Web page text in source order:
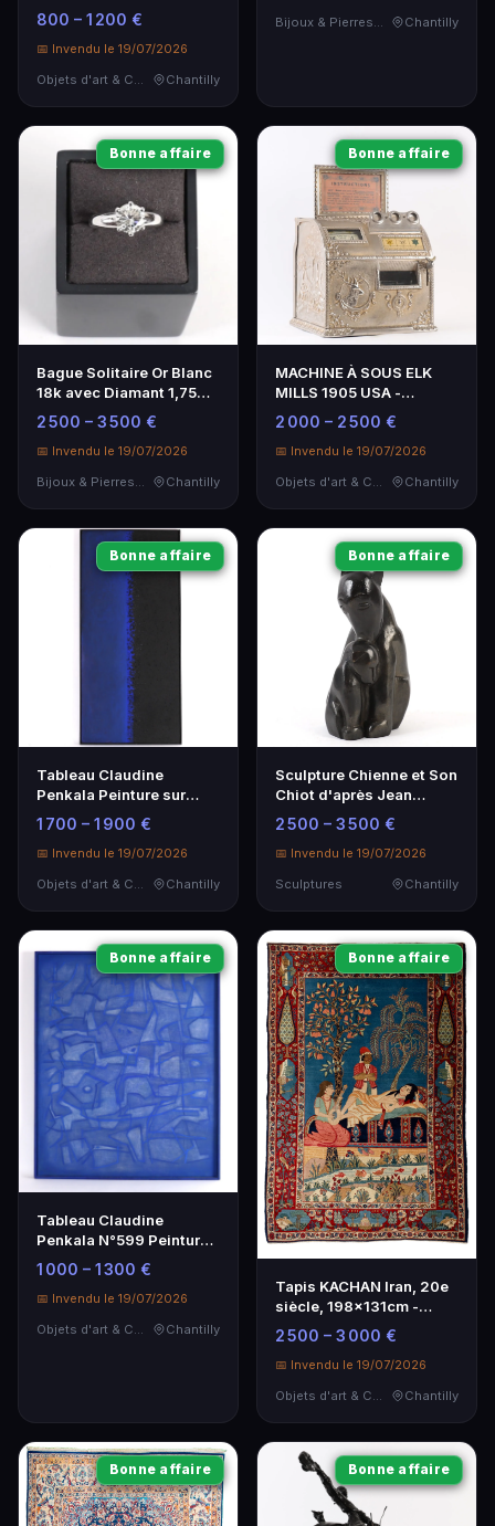
Acier Inoxydable
800 – 1 200 €
📅 Invendu le 19/07/2026
Objets d'art & Curiosités
Chantilly
Chantilly
Bonne affaire
Bague Solitaire Or Blanc
18k avec Diamant 1,75
Carat
2 500 – 3 500 €
📅 Invendu le 19/07/2026
Bijoux & Pierres Précieuses
Chantilly
Bonne affaire
MACHINE À SOUS ELK
MILLS 1905 USA -
Machine à sous en fonte
décor chasse
2 000 – 2 500 €
📅 Invendu le 19/07/2026
Objets d'art & Curiosités
Chantilly
Bonne affaire
Tableau Claudine
Penkala Peinture sur
toile 130x60 cm
1 700 – 1 900 €
📅 Invendu le 19/07/2026
Objets d'art & Curiosités
Chantilly
Bonne affaire
Sculpture Chienne et Son
Chiot d'après Jean
Lambert-Rucki - Bronze
1994
2 500 – 3 500 €
📅 Invendu le 19/07/2026
Sculptures
Chantilly
Bonne affaire
Tableau Claudine
Penkala N°599 Peinture
sur toile 100x81 cm
1 000 – 1 300 €
📅 Invendu le 19/07/2026
Objets d'art & Curiosités
Chantilly
Bonne affaire
Tapis KACHAN Iran, 20e
siècle, 198x131cm -
Époque du Shah
2 500 – 3 000 €
📅 Invendu le 19/07/2026
Objets d'art & Curiosités
Chantilly
Bonne affaire Bonne affaire